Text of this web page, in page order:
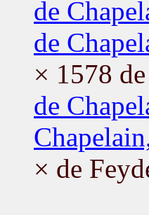
de
de
× 1578
de
× de